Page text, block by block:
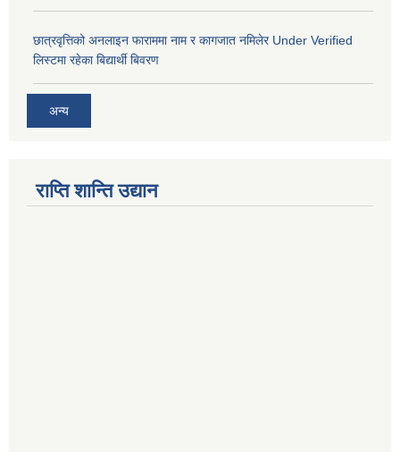
छात्रवृत्तिको अनलाइन फाराममा नाम र कागजात नमिलेर Under Verified
लिस्टमा रहेका बिद्यार्थी बिवरण
अन्य
राप्ति शान्ति उद्यान